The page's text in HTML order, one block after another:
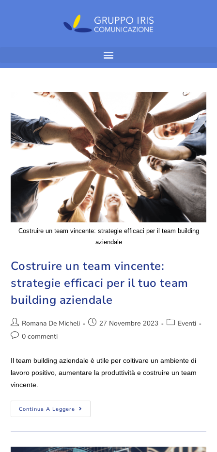
Costruire un team vincente: strategie efficaci per il team building
aziendale
Costruire un team vincente:
strategie efficaci per il tuo team
building aziendale
Romana De Micheli 27 Novembre 2023
Eventi
0 commenti
Il team building aziendale è utile per coltivare un ambiente di
lavoro positivo, aumentare la produttività e costruire un team
vincente.
Continua A Leggere